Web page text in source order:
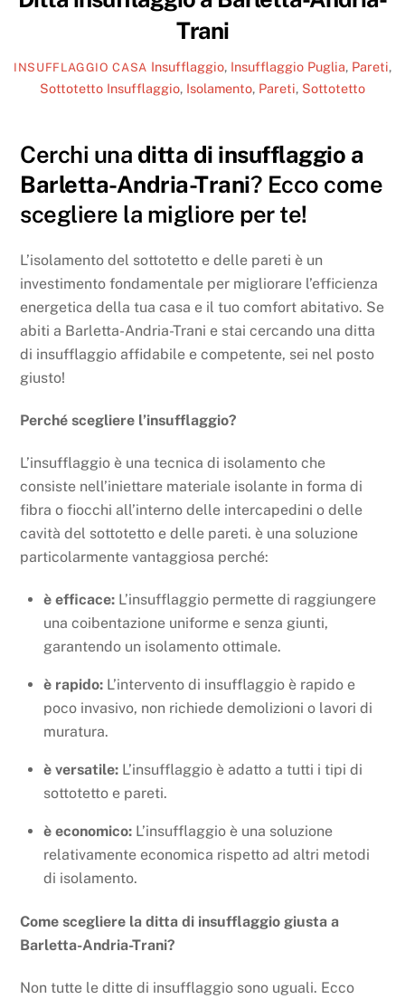
Trani
INSUFFLAGGIO CASA Insufflaggio, Insufflaggio Puglia, Pareti,
Sottotetto Insufflaggio, Isolamento, Pareti, Sottotetto
Cerchi una ditta di insufflaggio a
Barletta-Andria-Trani? Ecco come
scegliere la migliore per te!
L’isolamento del sottotetto e delle pareti è un
investimento fondamentale per migliorare l’efficienza
energetica della tua casa e il tuo comfort abitativo. Se
abiti a Barletta-Andria-Trani e stai cercando una ditta
di insufflaggio affidabile e competente, sei nel posto
giusto!
Perché scegliere l’insufflaggio?
L’insufflaggio è una tecnica di isolamento che
consiste nell’iniettare materiale isolante in forma di
fibra o fiocchi all’interno delle intercapedini o delle
cavità del sottotetto e delle pareti. è una soluzione
particolarmente vantaggiosa perché:
è efficace: L’insufflaggio permette di raggiungere
una coibentazione uniforme e senza giunti,
garantendo un isolamento ottimale.
è rapido: L’intervento di insufflaggio è rapido e
poco invasivo, non richiede demolizioni o lavori di
muratura.
è versatile: L’insufflaggio è adatto a tutti i tipi di
sottotetto e pareti.
è economico: L’insufflaggio è una soluzione
relativamente economica rispetto ad altri metodi
di isolamento.
Come scegliere la ditta di insufflaggio giusta a
Barletta-Andria-Trani?
Non tutte le ditte di insufflaggio sono uguali. Ecco